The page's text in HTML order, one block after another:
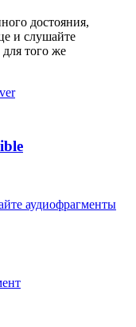
достояния,
и слушайте
того же
аудиофрагменты